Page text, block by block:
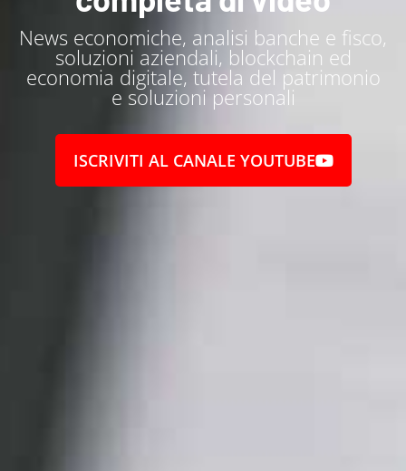
News economiche, analisi banche e fisco,
soluzioni aziendali, blockchain ed
economia digitale, tutela del patrimonio
e soluzioni personali
ISCRIVITI AL CANALE YOUTUBE